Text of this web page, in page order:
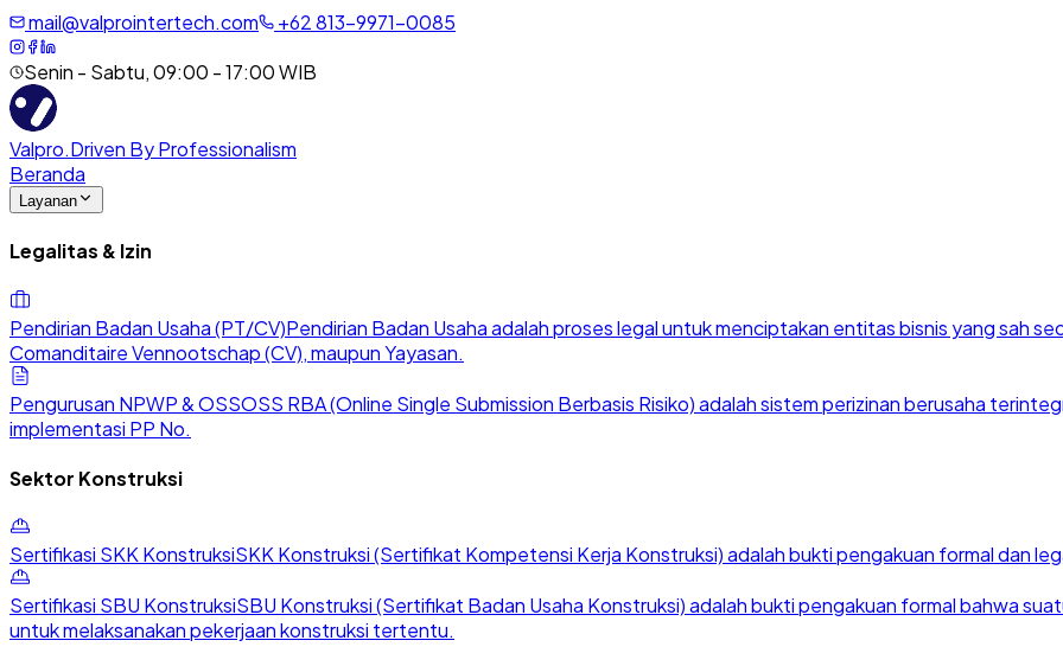
mail@valprointertech.com +62813-9971-0085
Senin - Sabtu, 09:00 - 17:00 WIB
Valpro.Driven By Professionalism
Beranda
Layanan
Legalitas & Izin
Pendirian Badan Usaha (PT/CV)Pendirian Badan Usaha adalah proses legal untuk menciptakan entitas bisnis yang sah
Comanditaire Vennootschap (CV), maupun Yayasan.
Pengurusan NPWP & OSSOSS RBA (Online Single Submission Berbasis Risiko) adalah sistem perizinan berusaha
implementasi PP No.
Sektor Konstruksi
Sertifikasi SKK KonstruksiSKK Konstruksi (Sertifikat Kompetensi Kerja Konstruksi) adalah bukti pengakuan formal dan
Sertifikasi SBU KonstruksiSBU Konstruksi (Sertifikat Badan Usaha Konstruksi) adalah bukti pengakuan formal bahwa
untuk melaksanakan pekerjaan konstruksi tertentu.